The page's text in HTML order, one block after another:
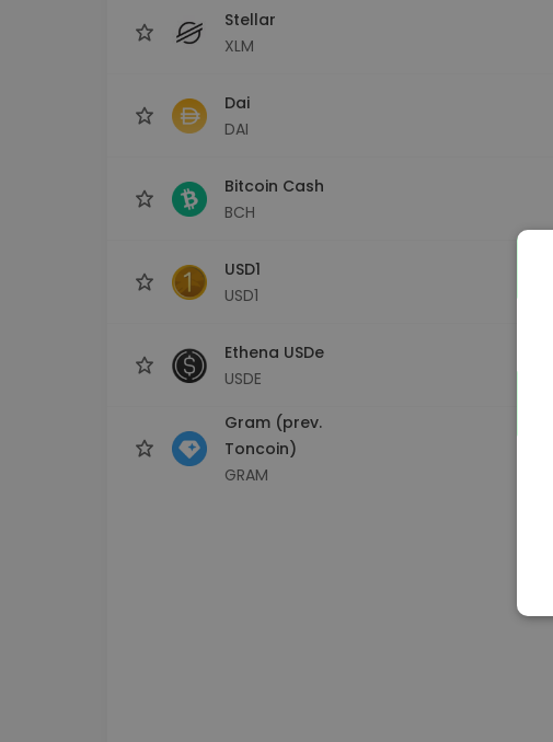
Stellar
XLM
Dai
DAI
Bitcoin Cash
BCH
USD1
USD1
Ethena USDe
USDE
Gram (prev.
Toncoin)
GRAM